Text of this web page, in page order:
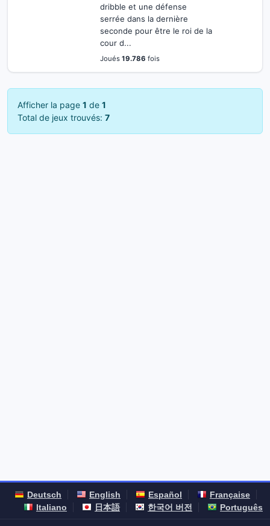
dribble et une défense
serrée dans la dernière
seconde pour être le roi de la
cour d...
Joués 19.786 fois
Afficher la page 1 de 1
Total de jeux trouvés: 7
Deutsch English Español
Française
Italiano
日本語 한국어 버전 Português